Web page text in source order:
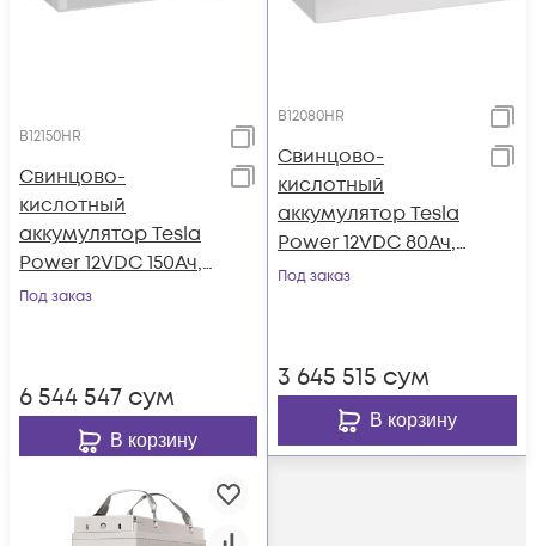
B12150HR
Свинцово-
кислотный
аккумулятор Tesla
Power 12VDC 150Ач,
серия High-rate
Под заказ
6 544 547 сум
В корзину
B12080HR
Свинцово-
кислотный
аккумулятор Tesla
Power 12VDC 80Ач,
серия High-rate
Под заказ
3 645 515 сум
В корзину